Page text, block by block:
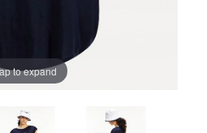
to expand